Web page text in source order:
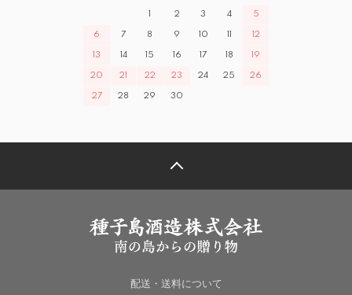
2 3 4 5
6 7 8 9 10 12
13 14 15 16 17 18 19
20 21 22 23 24 25 26
27 28 29 30
配送・送料について